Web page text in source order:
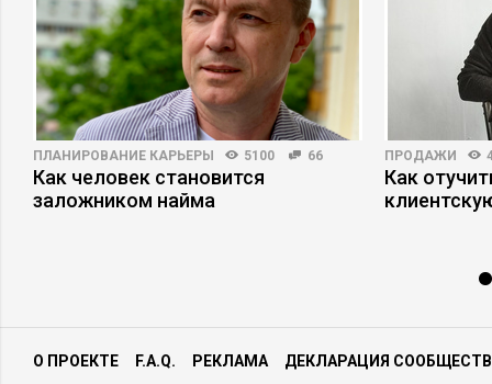
ПЛАНИРОВАНИЕ КАРЬЕРЫ 5100 66
Как человек становится
заложником найма
ПРОДАЖИ
Как
О ПРОЕКТЕ F.A.Q. РЕКЛАМА ДЕКЛАРАЦИЯ